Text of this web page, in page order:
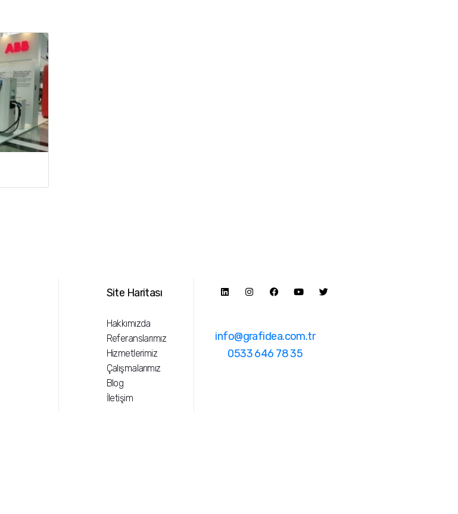
Site Haritası
Hakkımızda
Referanslarımız
Hizmetlerimiz
Çalışmalarımız
Blog
İletişim
info@grafidea.com.tr
0533 646 78 35